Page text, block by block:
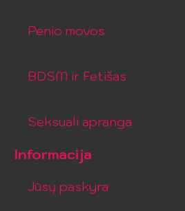
Penio movos
BDSM ir Fetišas
Seksuali apranga
Informacija
Jūsų paskyra